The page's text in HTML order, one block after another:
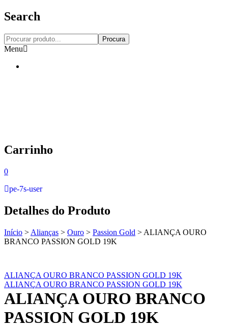
Search
Procura
Menu
Carrinho
0
pe-7s-user
Detalhes do Produto
Início > Alianças > Ouro > Passion Gold > ALIANÇA OURO
BRANCO PASSION GOLD 19K
ALIANÇA OURO BRANCO PASSION GOLD 19K
ALIANÇA OURO BRANCO PASSION GOLD 19K
ALIANÇA OURO BRANCO
PASSION GOLD 19K